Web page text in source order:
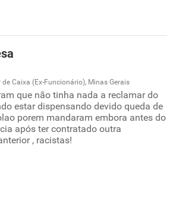
empresa
familiar
esta empresa
Caixa (Ex-Funcionário), Minas Gerais
que não tinha nada a reclamar do
estar dispensando devido queda de
porem mandaram embora antes do
após ter contratado outra
, racistas!